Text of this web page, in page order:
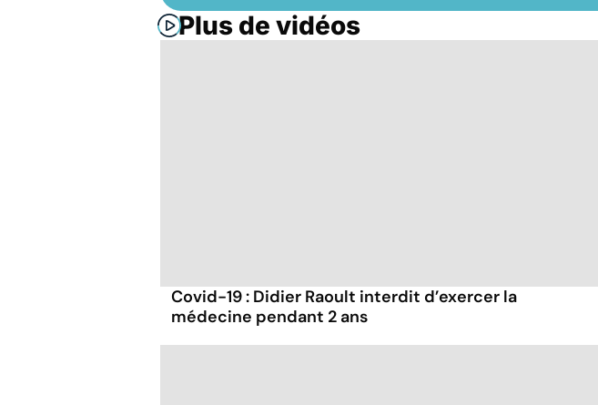
Plus de vidéos
Covid-19 : Didier Raoult interdit d’exercer la
médecine pendant 2 ans